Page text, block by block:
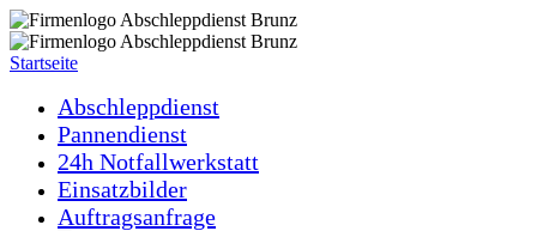
Startseite
Abschleppdienst
Pannendienst
24h Notfallwerkstatt
Einsatzbilder
Auftragsanfrage